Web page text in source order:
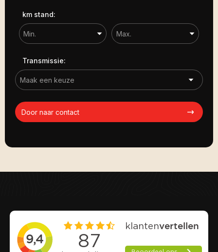
km stand:
Transmissie:
Door naar contact